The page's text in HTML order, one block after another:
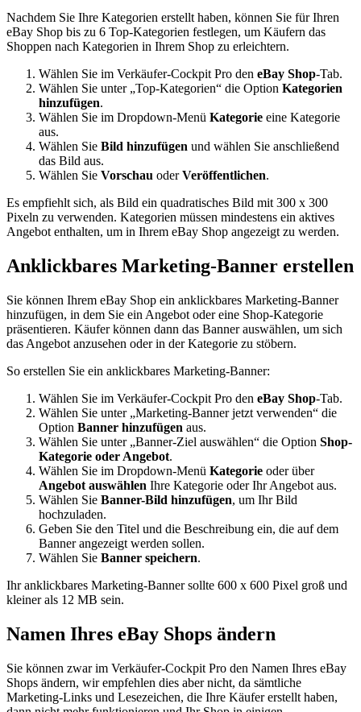
Nachdem Sie Ihre Kategorien erstellt haben, können Sie für Ihren
eBay Shop bis zu 6 Top-Kategorien festlegen, um Käufern das
Shoppen nach Kategorien in Ihrem Shop zu erleichtern.
Wählen Sie im Verkäufer-Cockpit Pro den eBay Shop-Tab.
Wählen Sie unter „Top-Kategorien“ die Option Kategorien
hinzufügen.
Wählen Sie im Dropdown-Menü Kategorie eine Kategorie
aus.
Wählen Sie Bild hinzufügen und wählen Sie anschließend
das Bild aus.
Wählen Sie Vorschau oderVeröffentlichen.
Es empfiehlt sich, als Bild ein quadratisches Bild mit 300 x 300
Pixeln zu verwenden. Kategorien müssen mindestens ein aktives
Angebot enthalten, um in Ihrem eBay Shop angezeigt zu werden.
Anklickbares Marketing-Banner erstellen
Sie können Ihrem eBay Shop ein anklickbares Marketing-Banner
hinzufügen, in dem Sie ein Angebot oder eine Shop-Kategorie
präsentieren. Käufer können dann das Banner auswählen, um sich
das Angebot anzusehen oder in der Kategorie zu stöbern.
So erstellen Sie ein anklickbares Marketing-Banner:
Wählen Sie im Verkäufer-Cockpit Pro den eBay Shop-Tab.
Wählen Sie unter „Marketing-Banner jetzt verwenden“ die
Option Banner hinzufügen aus.
Wählen Sie unter „Banner-Ziel auswählen“ die Option Shop-
Kategorie oder Angebot.
Wählen Sie im Dropdown-Menü Kategorie oder über
Angebot auswählen Ihre Kategorie oder Ihr Angebot aus.
Wählen Sie Banner-Bild hinzufügen, um Ihr Bild
hochzuladen.
Geben Sie den Titel und die Beschreibung ein, die auf dem
Banner angezeigt werden sollen.
Wählen Sie Banner speichern.
Ihr anklickbares Marketing-Banner sollte 600 x 600 Pixel groß und
kleiner als 12 MB sein.
Namen Ihres eBay Shops ändern
Sie können zwar im Verkäufer-Cockpit Pro den Namen Ihres eBay
Shops ändern, wir empfehlen dies aber nicht, da sämtliche
Marketing-Links und Lesezeichen, die Ihre Käufer erstellt haben,